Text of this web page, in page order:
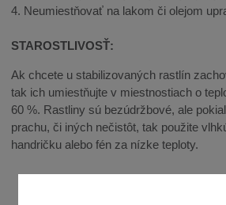
4. Neumiestňovať na lakom či olejom
STAROSTLIVOSŤ:
Ak chcete u stabilizovaných rastlín
tak ich umiestňujte v miestnostiach o
60 %. Rastliny sú bezúdržbové, ale
prachu, či iných nečistôt, tak použite
handričku alebo fén za nízke teploty.